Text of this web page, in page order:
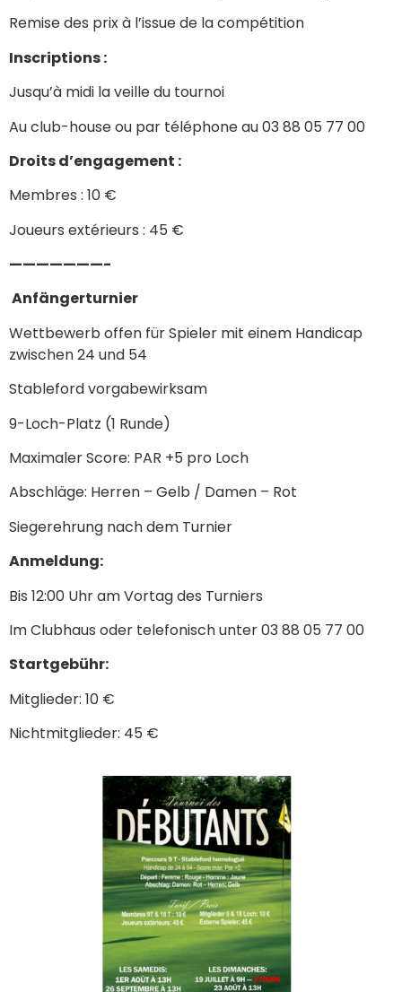
Remise des prix à l’issue de la compétition
Inscriptions :
Jusqu’à midi la veille du tournoi
Au club-house ou par téléphone au 03 88 05 77 00
Droits d’engagement :
Membres : 10 €
Joueurs extérieurs : 45 €
———————-
Anfängerturnier
Wettbewerb offen für Spieler mit einem Handicap
zwischen 24 und 54
Stableford vorgabewirksam
9-Loch-Platz (1 Runde)
Maximaler Score: PAR +5 pro Loch
Abschläge: Herren – Gelb / Damen – Rot
Siegerehrung nach dem Turnier
Anmeldung:
Bis 12:00 Uhr am Vortag des Turniers
Im Clubhaus oder telefonisch unter 03 88 05 77 00
Startgebühr:
Mitglieder: 10 €
Nichtmitglieder: 45 €